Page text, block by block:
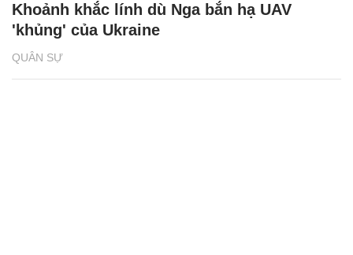
QUÂN SỰ
Khoảnh khắc lính dù Nga bắn hạ UAV
'khủng' của Ukraine